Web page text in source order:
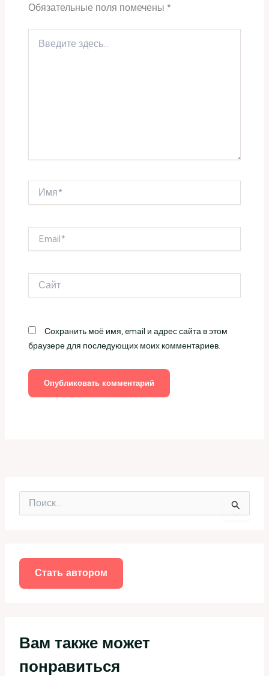
Обязательные поля помечены*
здесь...
Сохранить моё имя, email и адрес сайта в этом
браузере для последующих моих комментариев.
Стать автором
Вам также может
понравиться